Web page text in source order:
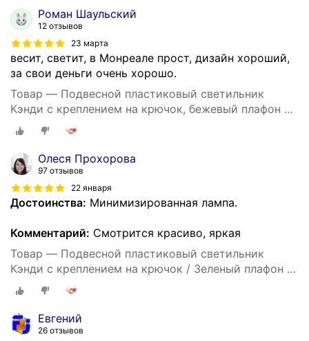
Роман Шаульский
12 отзывов
23 марта
весит, светит, в Монреале прост, дизайн хороший,
за свои деньги очень хорошо.
Товар — Подвесной пластиковый светильник
Кэнди с креплением на крючок, бежевый плафон с
белым шнуром 80 см, Е27, 60Вт, IP20, 220В,
290х170 мм, без ламп, НСБ 21-60-232
Олеся Прохорова
97 отзывов
22 января
Достоинства: Минимизированная лампа.
Комментарий: Смотрится красиво, яркая
Товар — Подвесной пластиковый светильник
Кэнди с креплением на крючок / Зеленый плафон с
белым шнуром 80 см и направлением света вниз /
Люстра подвесная с цоколем Е27 / 60Вт / IP20 /
220В /290х170 мм, без ламп, НСБ 21-60-212
Евгений
26 отзывов